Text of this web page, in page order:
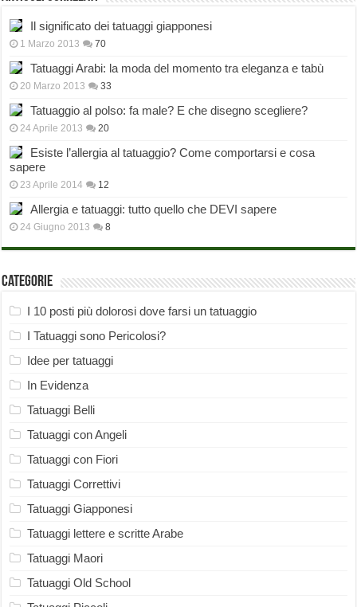
Il significato dei tatuaggi giapponesi
1 Marzo 2013 70
Tatuaggi Arabi: la moda del momento tra eleganza e tabù
20 Marzo 2013 33
Tatuaggio al polso: fa male? E che disegno scegliere?
24 Aprile 2013 20
Esiste l’allergia al tatuaggio? Come comportarsi e cosa
sapere
23 Aprile 2014 12
Allergia e tatuaggi: tutto quello che DEVI sapere
24 Giugno 2013 8
Categorie
I 10 posti più dolorosi dove farsi un tatuaggio
I Tatuaggi sono Pericolosi?
Idee per tatuaggi
In Evidenza
Tatuaggi Belli
Tatuaggi con Angeli
Tatuaggi con Fiori
Tatuaggi Correttivi
Tatuaggi Giapponesi
Tatuaggi lettere e scritte Arabe
Tatuaggi Maori
Tatuaggi Old School